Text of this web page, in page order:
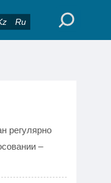
Ru
регулярно
–